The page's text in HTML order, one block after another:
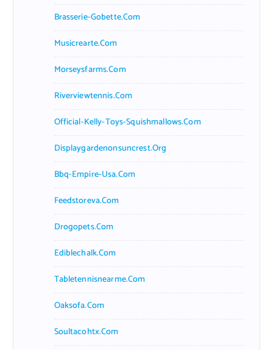
Brasserie-Gobette.com
Musicrearte.com
Morseysfarms.com
Riverviewtennis.com
Official-Kelly-Toys-Squishmallows.com
Displaygardenonsuncrest.org
Bbq-Empire-Usa.com
Feedstoreva.com
Drogopets.com
Ediblechalk.com
Tabletennisnearme.com
Oaksofa.com
Soultacohtx.com